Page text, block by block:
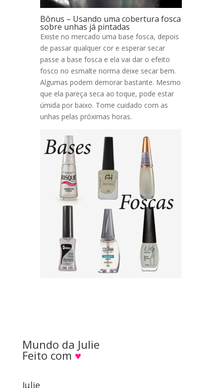
Bônus – Usando uma cobertura fosca
sobre unhas já pintadas
Existe no mercado uma base fosca, depois
de passar qualquer cor e esperar secar
passe a base fosca e ela vai dar o efeito
fosco no esmalte norma deixe secar bem.
Algumas podem demorar bastante. Mesmo
que ela pareça seca ao toque, pode estar
úmida por baixo. Tome cuidado com as
unhas pelas próximas horas.
Mundo da Julie
Feito com ♥
Julie